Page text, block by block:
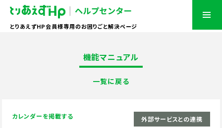
とりあえずHP会員様専用のお困りごと解決ページ
機能マニュアル
一覧に戻る
外部サービスとの連携
カレンダーを掲載する